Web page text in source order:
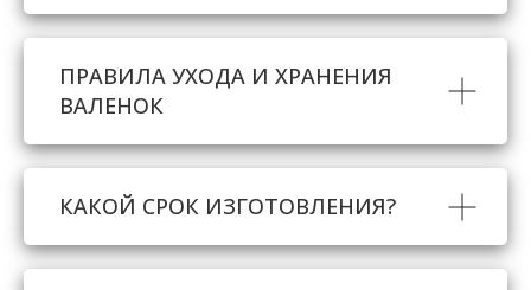
ПРАВИЛА УХОДА И ХРАНЕНИЯ
ВАЛЕНОК
КАКОЙ СРОК ИЗГОТОВЛЕНИЯ?